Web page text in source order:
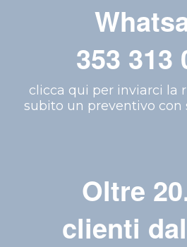
353 313
clicca qui per inviarci la
subito un preventivo con
Oltre
clienti